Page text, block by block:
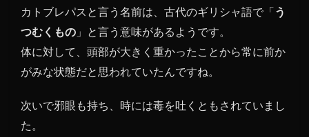
カトブレパスと言う名前は、古代のギリシャ語で「う
つむくもの 」と言う意味があるようです。
体に対して、頭部が大きく重かったことから常に前か
がみな状態だと思われていたんですね。
次いで邪眼も持ち、時には毒を吐くともされていまし
た。